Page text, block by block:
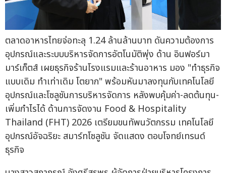
ตลาดอาหารไทยจ่อทะลุ 1.24 ล้านล้านบาท ดันความต้องการ
อุปกรณ์และระบบบริหารจัดการอัตโนมัติพุ่ง ด้าน อินฟอร์มา
มาร์เก็ตส์ เผยธุรกิจร้านโรงแรมและร้านอาหาร มอง "ทำธุรกิจ
แบบเดิม ทำเท่าเดิม โตยาก" พร้อมหันมาลงทุนกับเทคโนโลยี
อุปกรณ์และโซลูชันการบริหารจัดการ หลังพบคุ้มค่า-ลดต้นทุน-
เพิ่มกำไรได้ ด้านการจัดงาน Food & Hospitality
Thailand (FHT) 2026 เตรียมขนทัพนวัตกรรม เทคโนโลยี
อุปกรณ์อัจฉริยะ สมาร์ทโซลูชัน จัดแสดง ตอบโจทย์เทรนด์
ธุรกิจ